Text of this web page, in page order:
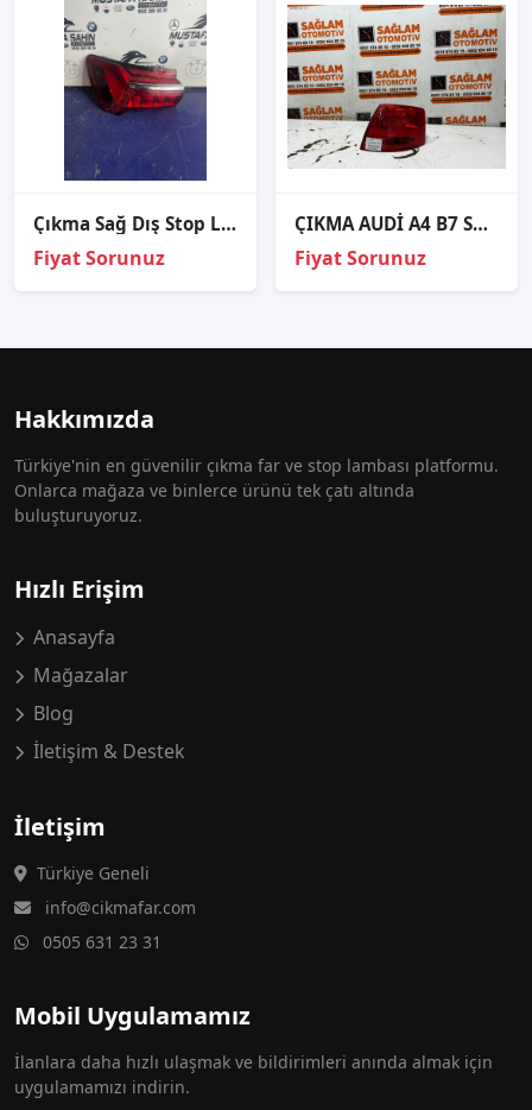
Çıkma Sağ Dış Stop Lambası Audi A6 2019-2025
Fiyat Sorunuz
ÇIKMA AUDİ A4 B7 SW SAĞ ARKA STOP 8E9945096E
Fiyat Sorunuz
Hakkımızda
Türkiye'nin en güvenilir çıkma far ve stop lambası platformu.
Onlarca mağaza ve binlerce ürünü tek çatı altında
buluşturuyoruz.
Hızlı Erişim
Anasayfa
Mağazalar
Blog
İletişim & Destek
İletişim
Türkiye Geneli
info@cikmafar.com
0505 631 23 31
Mobil Uygulamamız
İlanlara daha hızlı ulaşmak ve bildirimleri anında almak için
uygulamamızı indirin.